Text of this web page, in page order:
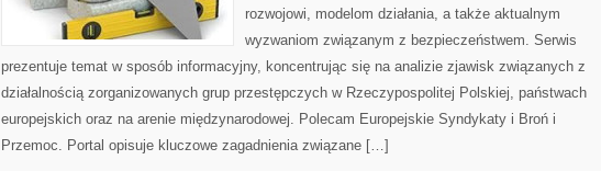
rozwojowi, modelom działania, a także aktualnym
wyzwaniom związanym z bezpieczeństwem. Serwis
prezentuje temat w sposób informacyjny, koncentrując się na analizie zjawisk związanych z
działalnością zorganizowanych grup przestępczych w Rzeczypospolitej Polskiej, państwach
europejskich oraz na arenie międzynarodowej. Polecam Europejskie Syndykaty i Broń i
Przemoc. Portal opisuje kluczowe zagadnienia związane […]